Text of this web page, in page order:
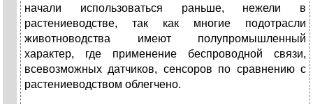
начали использоваться раньше, нежели в
растениеводстве, так как многие подотрасли
животноводства имеют полупромышленный
характер, где применение беспроводной связи,
всевозможных датчиков, сенсоров по сравнению с
растениеводством облегчено.